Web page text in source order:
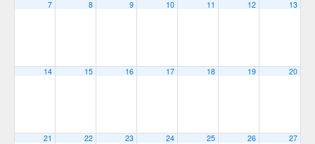
7 8 9 10 11 12 13
14 15 16 17 18 19 20
21 22 23 24 25 26 27